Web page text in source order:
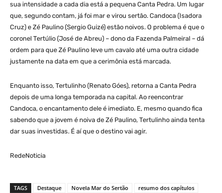
sua intensidade a cada dia está a pequena Canta Pedra. Um lugar
que, segundo contam, já foi mar e virou sertão. Candoca (Isadora
Cruz) e Zé Paulino (Sergio Guizé) estão noivos. O problema é que o
coronel Tertúlio (José de Abreu) – dono da Fazenda Palmeiral – dá
ordem para que Zé Paulino leve um cavalo até uma outra cidade
justamente na data em que a cerimônia está marcada.
Enquanto isso, Tertulinho (Renato Góes), retorna a Canta Pedra
depois de uma longa temporada na capital. Ao reencontrar
Candoca, o encantamento dele é imediato. E, mesmo quando fica
sabendo que a jovem é noiva de Zé Paulino, Tertulinho ainda tenta
dar suas investidas. É aí que o destino vai agir.
RedeNoticia
TAGS Destaque Novela Mar do Sertão resumo dos capítulos